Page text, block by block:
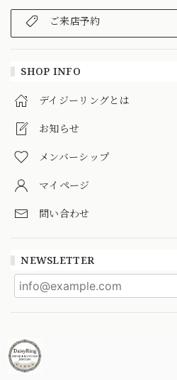
ご来店予約
SHOP INFO
デイジーリングとは
お知らせ
メンバーシップ
マイページ
問い合わせ
NEWSLETTER